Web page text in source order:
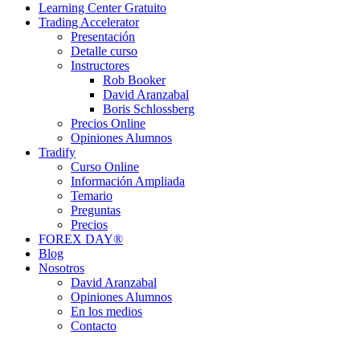
Learning Center Gratuito
Trading Accelerator
Presentación
Detalle curso
Instructores
Rob Booker
David Aranzabal
Boris Schlossberg
Precios Online
Opiniones Alumnos
Tradify
Curso Online
Información Ampliada
Temario
Preguntas
Precios
FOREX DAY®
Blog
Nosotros
David Aranzabal
Opiniones Alumnos
En los medios
Contacto